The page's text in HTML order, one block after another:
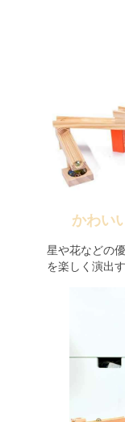
かわい
星や花などの
を楽しく演出